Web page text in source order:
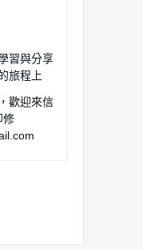
習與分享
旅程上
歡迎來信
修